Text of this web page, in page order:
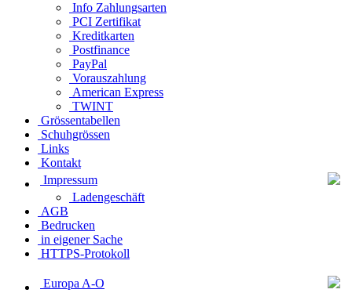
Info Zahlungsarten
PCI Zertifikat
Kreditkarten
Postfinance
PayPal
Vorauszahlung
American Express
TWINT
Grössentabellen
Schuhgrössen
Links
Kontakt
Impressum
Ladengeschäft
AGB
Bedrucken
in eigener Sache
HTTPS-Protokoll
Europa A-O